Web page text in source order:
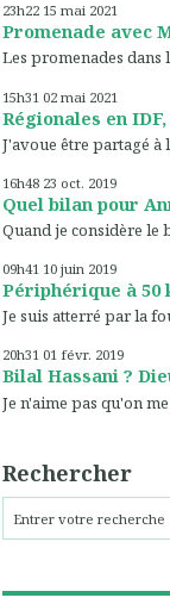
23h22 15 mai 2021
Promenade avec
Les promenades dans
15h31 02 mai 2021
Régionales en
J'avoue être partagé
16h48 23 oct. 2019
Quel bilan pour
Quand je considère le
09h41 10 juin 2019
Périphérique à 50
Je suis atterré par la
20h31 01 févr. 2019
Bilal Hassani ?
Je n'aime pas qu'on
Rechercher